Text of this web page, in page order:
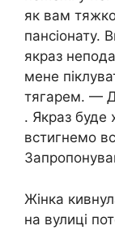
як вам
пансіонату.
якраз
мене
тягарем. —
. Якраз буде
встигнемо
Жінка
на вулиці